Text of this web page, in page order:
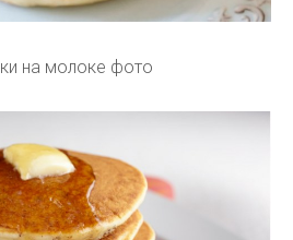
на молоке фото